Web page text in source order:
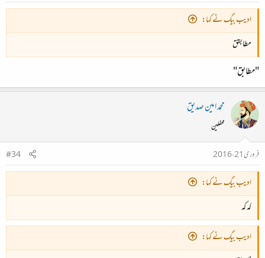
ادیب بیگ نے کہا:
مطابقق
"مطابق"
محمد امین صدیق
محفلین
فروری 21، 2016
#34
ادیب بیگ نے کہا:
کہ کہ
ادیب بیگ نے کہا: